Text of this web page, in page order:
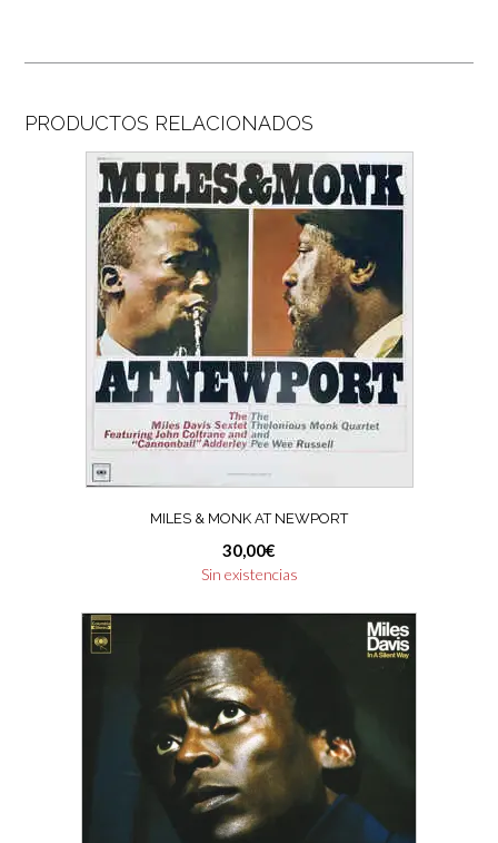
PRODUCTOS RELACIONADOS
MILES & MONK AT NEWPORT
30,00€
Sin existencias